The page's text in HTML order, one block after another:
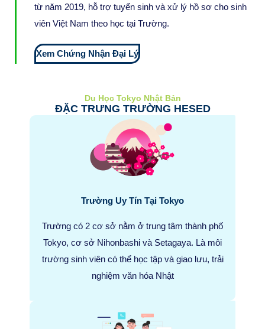
từ năm 2019, hỗ trợ tuyển sinh và xử lý hồ sơ cho sinh
viên Việt Nam theo học tại Trường.
Xem Chứng Nhận Đại Lý
Du Học Tokyo Nhật Bản
ĐẶC TRƯNG TRƯỜNG HESED
Trường Uy Tín Tại Tokyo
Trường có 2 cơ sở nằm ở trung tâm thành phố
Tokyo, cơ sở Nihonbashi và Setagaya. Là môi
trường sinh viên có thể học tập và giao lưu, trải
nghiệm văn hóa Nhật